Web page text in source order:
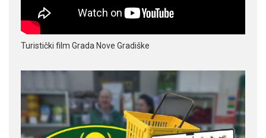
Turistički film Grada Nove Gradiške